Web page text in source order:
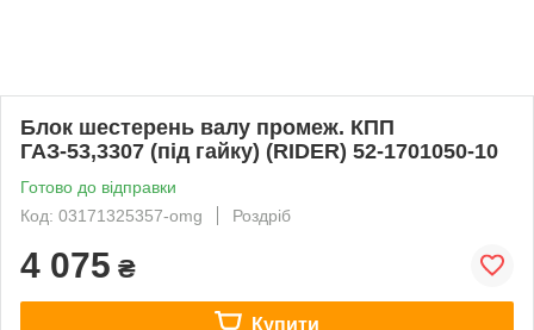
Блок шестерень валу промеж. КПП
ГАЗ-53,3307 (під гайку) (RIDER) 52-1701050-10
Готово до відправки
Код: 03171325357-omg
Роздріб
4 075 ₴
Купити